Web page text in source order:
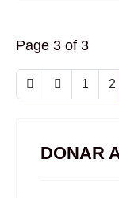
Page 3 of 3
1 2
DONAR